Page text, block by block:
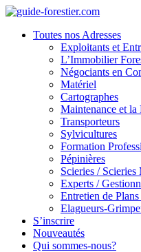
Toutes nos Adresses
Exploitants et
L’Immobilier
Négociants en
Matériel
Cartographes
Maintenance et la
Transporteurs
Sylvicultures
Formation
Pépinières
Scieries / Scieries
Experts /
Entretien de Plans
Elagueurs-
S’inscrire
Nouveautés
Qui sommes-nous?